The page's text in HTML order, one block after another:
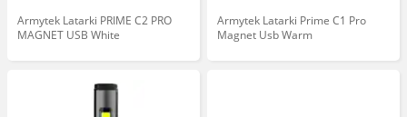
Armytek Latarki PRIME C2 PRO
MAGNET USB White
Armytek Latarki Prime C1 Pro
Magnet Usb Warm